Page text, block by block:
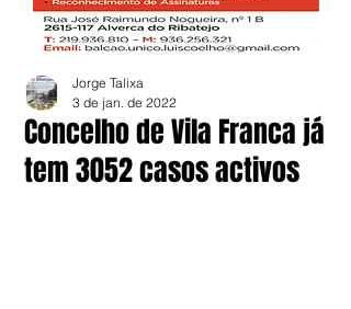
Concelho de Vila Franca já
tem 3052 casos activos
Jorge Talixa
3 de jan. de 2022